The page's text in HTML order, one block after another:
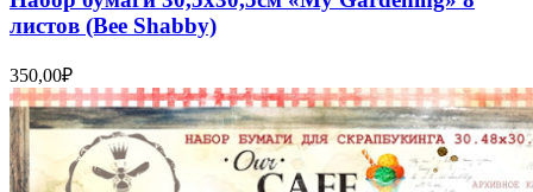
листов (Bee Shabby)
350,00₽